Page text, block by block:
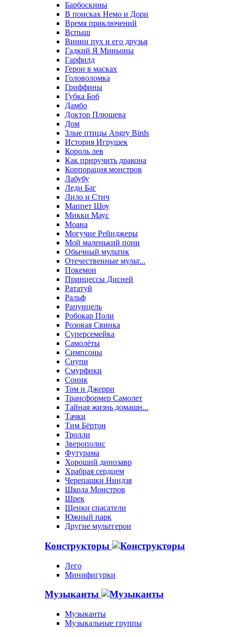
Барбоскины
В поисках Немо и Дори
Время приключений
Вспыш
Винни пух и его друзья
Гадкий Я Миньоны
Гарфилд
Герои в масках
Головоломка
Гриффины
Губка Боб
Дамбо
Доктор Плюшева
Дом
Злые птицы Angry Birds
История Игрушек
Король лев
Как приручить дракона
Корпорация монстров
Лабубу
Леди Баг
Лило и Стич
Маппет Шоу
Микки Маус
Моана
Могучие Рейнджеры
Мой маленький пони
Обычный мультик
Отечественные мульт...
Покемон
Принцессы Дисней
Рататуй
Ральф
Рапунцель
Робокар Поли
Розовая Свинка
Суперсемейка
Самолёты
Симпсоны
Снупи
Смурфики
Соник
Том и Джерри
Трансформер Самолет
Тайная жизнь домашн...
Тачки
Тим Бёртон
Тролли
Зверополис
Футурама
Хороший динозавр
Храбрая сердцем
Черепашки Ниндзя
Школа Монстров
Шрек
Щенки спасатели
Южный парк
Другие мультгерои
Конструкторы
Лего
Минифигурки
Музыканты
Музыканты
Музыкальные группы